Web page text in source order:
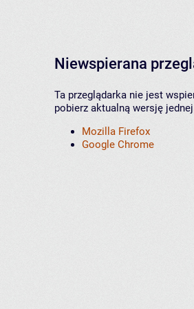
Niewspierana
Ta przeglądarka nie jest
pobierz aktualną wersję
Mozilla Firefox
Google Chrome